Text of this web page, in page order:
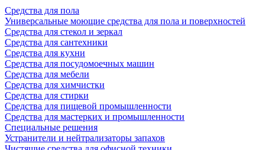
Средства для пола
Универсальные моющие средства для пола и поверхностей
Средства для стекол и зеркал
Средства для сантехники
Средства для кухни
Средства для посудомоечных машин
Средства для мебели
Средства для химчистки
Средства для стирки
Средства для пищевой промышленности
Средства для мастерких и промышленности
Специальные решения
Устранители и нейтрализаторы запахов